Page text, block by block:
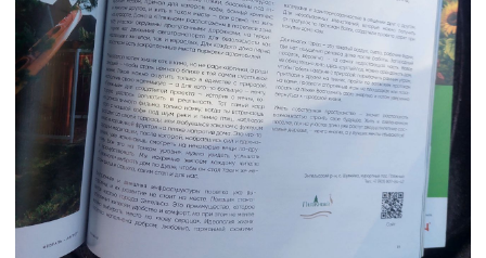
Пляжный – это
современный поселок
Территория поселка — это парк,
расположенный на берегу реки
Волги, выходящий на чистый
песчаный пляж. По территории
поселка не катаются автомобили
(для них обустроена отдельная
парковка), не гуляют посторонние